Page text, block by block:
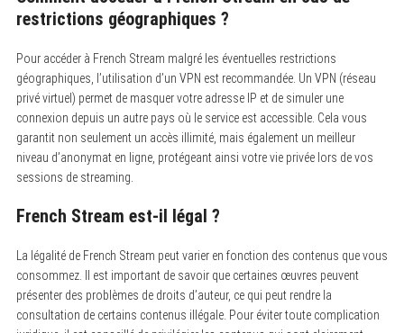
restrictions géographiques ?
Pour accéder à French Stream malgré les éventuelles restrictions
géographiques, l’utilisation d’un VPN est recommandée. Un VPN (réseau
privé virtuel) permet de masquer votre adresse IP et de simuler une
connexion depuis un autre pays où le service est accessible. Cela vous
garantit non seulement un accès illimité, mais également un meilleur
niveau d’anonymat en ligne, protégeant ainsi votre vie privée lors de vos
sessions de streaming.
French Stream est-il légal ?
La légalité de French Stream peut varier en fonction des contenus que vous
consommez. Il est important de savoir que certaines œuvres peuvent
présenter des problèmes de droits d’auteur, ce qui peut rendre la
consultation de certains contenus illégale. Pour éviter toute complication